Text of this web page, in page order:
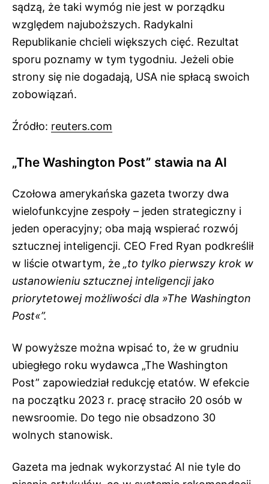
sądzą, że taki wymóg nie jest w porządku
względem najuboższych. Radykalni
Republikanie chcieli większych cięć. Rezultat
sporu poznamy w tym tygodniu. Jeżeli obie
strony się nie dogadają, USA nie spłacą swoich
zobowiązań.
Źródło: reuters.com
„The Washington Post” stawia na AI
Czołowa amerykańska gazeta tworzy dwa
wielofunkcyjne zespoły – jeden strategiczny i
jeden operacyjny; oba mają wspierać rozwój
sztucznej inteligencji. CEO Fred Ryan podkreślił
w liście otwartym, że „to tylko pierwszy krok w
ustanowieniu sztucznej inteligencji jako
priorytetowej możliwości dla »The Washington
Post«”.
W powyższe można wpisać to, że w grudniu
ubiegłego roku wydawca „The Washington
Post” zapowiedział redukcję etatów. W efekcie
na początku 2023 r. pracę straciło 20 osób w
newsroomie. Do tego nie obsadzono 30
wolnych stanowisk.
Gazeta ma jednak wykorzystać AI nie tyle do